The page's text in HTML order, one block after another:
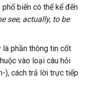
biến có thể kể đến
see, actually, to be
phần thông tin cốt
vào loại câu hỏi
), cách trả lời trực tiếp